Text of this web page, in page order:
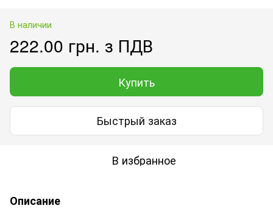
В наличии
222.00 грн. з ПДВ
Купить
Быстрый заказ
В избранное
Описание